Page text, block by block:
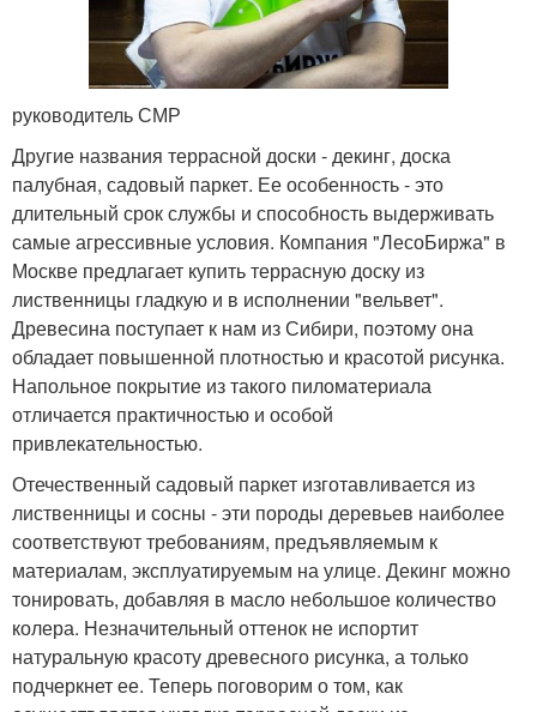
руководитель СМР
Другие названия террасной доски - декинг, доска
палубная, садовый паркет. Ее особенность - это
длительный срок службы и способность выдерживать
самые агрессивные условия. Компания "ЛесоБиржа" в
Москве предлагает купить террасную доску из
лиственницы гладкую и в исполнении "вельвет".
Древесина поступает к нам из Сибири, поэтому она
обладает повышенной плотностью и красотой рисунка.
Напольное покрытие из такого пиломатериала
отличается практичностью и особой
привлекательностью.
Отечественный садовый паркет изготавливается из
лиственницы и сосны - эти породы деревьев наиболее
соответствуют требованиям, предъявляемым к
материалам, эксплуатируемым на улице. Декинг можно
тонировать, добавляя в масло небольшое количество
колера. Незначительный оттенок не испортит
натуральную красоту древесного рисунка, а только
подчеркнет ее. Теперь поговорим о том, как